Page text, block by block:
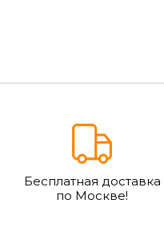
Бесплатная доставка
по Москве!